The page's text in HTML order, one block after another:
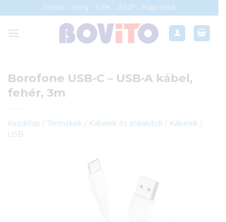
to
content
Rólunk Blog GYIK ÁSZF Kapcsolat
Borofone USB-C – USB-A kábel,
fehér, 3m
Kezdőlap / Termékek / Kábelek és átalakítók / Kábelek /
USB